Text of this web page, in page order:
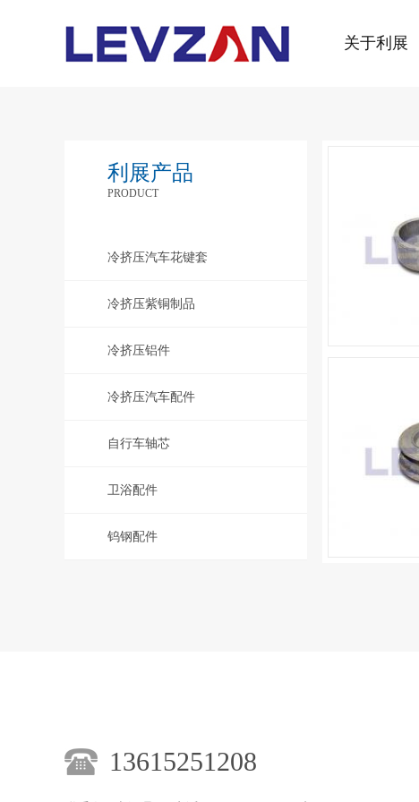
关于利展
利展产品
PRODUCT
冷挤压汽车花键套
冷挤压紫铜制品
冷挤压铝件
冷挤压汽车配件
自行车轴芯
卫浴配件
钨钢配件
13615251208